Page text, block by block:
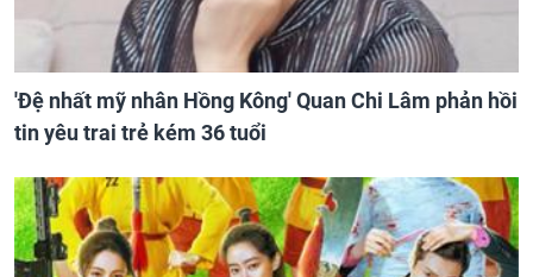
'Đệ nhất mỹ nhân Hồng Kông' Quan Chi Lâm phản hồi
tin yêu trai trẻ kém 36 tuổi